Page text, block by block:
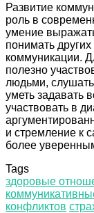
Развитие
роль в
умение
понимать
коммуникации.
полезно
людьми,
уметь задавать
участвовать в
и стремление к
более
Tags
здоровые
конфликтов